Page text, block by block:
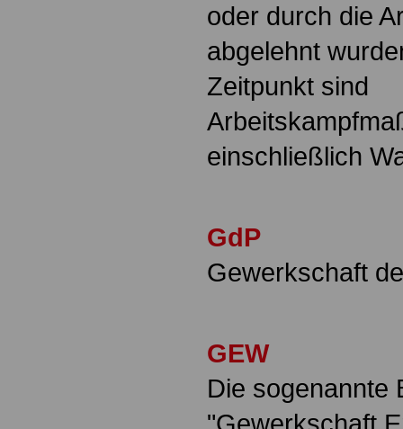
oder durch die
abgelehnt
Zeitpunkt sind
einschließlich
GdP
Gewerkschaft
GEW
Die sogenannte